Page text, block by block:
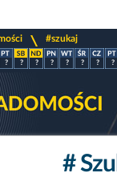
#szukaj
? ? ? ? ? ? ? ?
#